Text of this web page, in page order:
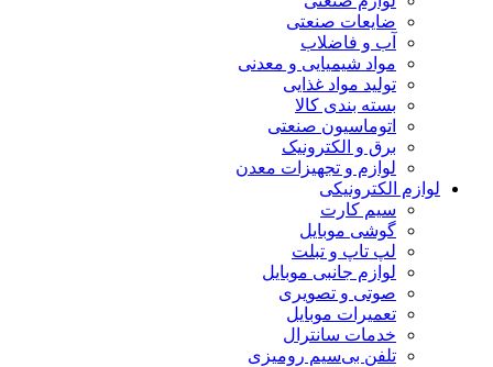
ضایعات صنعتی
آب و فاضلاب
مواد شیمیایی و معدنی
تولید مواد غذایی
بسته بندی کالا
اتوماسیون صنعتی
برق و الکترونیک
لوازم و تجهیزات معدن
لوازم الکترونیکی
سیم کارت
گوشی موبایل
لپ تاپ و تبلت
لوازم جانبی موبایل
صوتی و تصویری
تعمیرات موبایل
خدمات سانترال
تلفن بی‌سیم رومیزی